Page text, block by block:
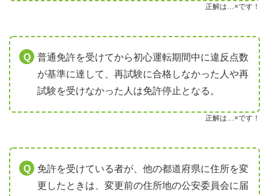
正解は…×です！
普通免許を受けてから初心運転期間中に違反点数
が基準に達して、再試験に合格しなかった人や再
試験を受けなかった人は免許停止となる。
正解は…×です！
免許を受けている者が、他の都道府県に住所を変
更したときは、変更前の住所地の公安委員会に届